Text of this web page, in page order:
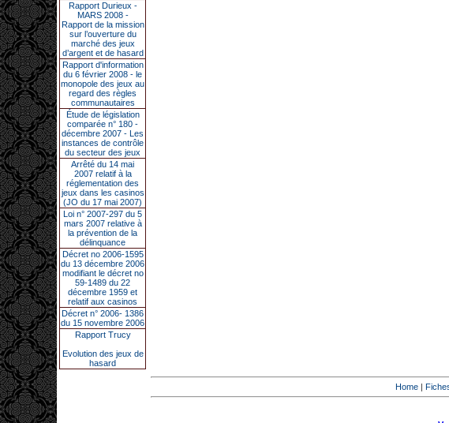
Rapport Durieux -
MARS 2008 -
Rapport de la mission
sur l’ouverture du
marché des jeux
d’argent et de hasard
Rapport d'information
du 6 février 2008 - le
monopole des jeux au
regard des règles
communautaires
Étude de législation
comparée n° 180 -
décembre 2007 - Les
instances de contrôle
du secteur des jeux
Arrêté du 14 mai
2007 relatif à la
réglementation des
jeux dans les casinos
(JO du 17 mai 2007)
Loi n° 2007-297 du 5
mars 2007 relative à
la prévention de la
délinquance
Décret no 2006-1595
du 13 décembre 2006
modifiant le décret no
59-1489 du 22
décembre 1959 et
relatif aux casinos
Décret n° 2006- 1386
du 15 novembre 2006
Rapport Trucy
Evolution des jeux de
hasard
Home |